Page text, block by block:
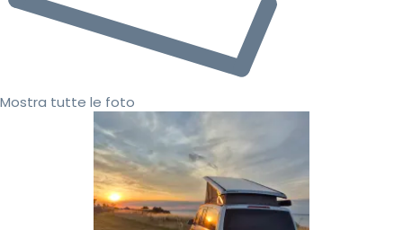
Mostra tutte le foto